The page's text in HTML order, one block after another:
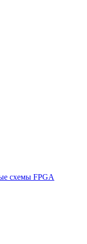
схемы FPGA